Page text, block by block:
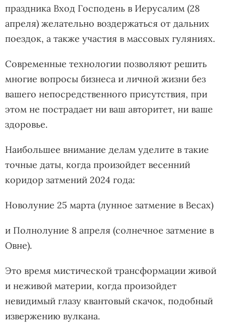
праздника Вход Господень в Иерусалим (28
апреля) желательно воздержаться от дальних
поездок, а также участия в массовых гуляниях.
Современные технологии позволяют решить
многие вопросы бизнеса и личной жизни без
вашего непосредственного присутствия, при
этом не пострадает ни ваш авторитет, ни ваше
здоровье.
Наибольшее внимание делам уделите в такие
точные даты, когда произойдет весенний
коридор затмений 2024 года:
Новолуние 25 марта (лунное затмение в Весах)
и Полнолуние 8 апреля (солнечное затмение в
Овне).
Это время мистической трансформации живой
и неживой материи, когда произойдет
невидимый глазу квантовый скачок, подобный
извержению вулкана.